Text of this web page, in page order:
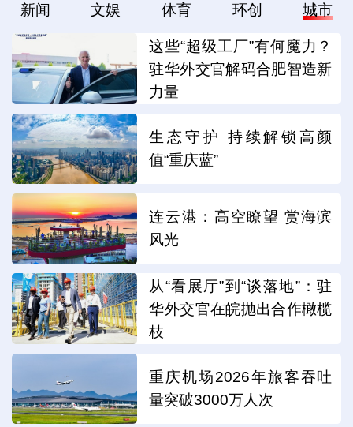
新闻 文娱 体育 环创 城市
这些“超级工厂”有何魔力？
驻华外交官解码合肥智造新
力量
生态守护 持续解锁高颜
值“重庆蓝”
连云港：高空瞭望 赏海滨
风光
从“看展厅”到“谈落地”：驻
华外交官在皖抛出合作橄榄
枝
重庆机场2026年旅客吞吐
量突破3000万人次